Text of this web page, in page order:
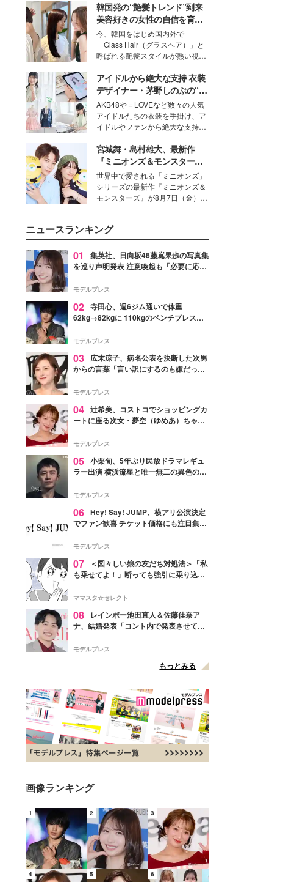
モデル・愛甲ひかりさんと橋下美
好さんを迎えて本音で女子会トー
ク。猛暑のお出かけを快適に過ご
すヒントや、2人が感動した夏の
生理の新常識にも迫りました。
韓国発の“艶髪トレンド”到来
美容好きの女性の自信を育む
「ヘアケア事情」って？
今、韓国をはじめ国内外で
「Glass Hair（グラスヘア）」と
呼ばれる艶髪スタイルが熱い視線
ションの完成度を高めるベースと
して、“髪そのものの美しさ”に改
めて注目する人が増えている様
子。今回は、そんな憧れの艶やか
な髪を日常で叶える、美容好きの
女性たちのヘアケア事情を紹介し
ます。
アイドルから絶大な支持 衣装
デザイナー・茅野しのぶの“可
愛い”を作る美学＜「シチズン
クロスシー」インタビュー＞
AKB48や＝LOVEなど数々の人気
アイドルたちの衣装を手掛け、ア
イドルやファンから絶大な支持を
取締役兼クリエイティブディレク
ター・茅野しのぶ。一人ひとりの
個性に寄り添い、魅力を引き出す
衣装作りは、多くの女性たちに勇
気と自信を与え続けている。
宮城舞・島村雄大、最新作
『ミニオンズ＆モンスター
ズ』の魅力熱弁 ハチャメチャ
だけじゃない“友情と絆”に感
動
世界中で愛される「ミニオンズ」
シリーズの最新作『ミニオンズ＆
モンスターズ』が8月7日（金）に
デルの宮城舞と島村雄大の特別対
談をお届け！それぞれの視点か
ら、今作ならではの魅力や予想外
の感動をもたらす奥深いストーリ
た。
ニュースランキング
01
集英社、日向坂46藤嶌果歩の写真集
を巡り声明発表 注意喚起も「必要に応じ
モデルプレス
02 寺田心、週6ジム通いで体重
62kg→82kgに 110kgのベンチプレス持
「かっこいい」と反響
モデルプレス
03
広末涼子、病名公表を決断した次男
からの言葉「言い訳にするのも嫌だっ
モデルプレス
04 辻希美、コストコでショッピングカ
ートに座る次女・夢空（ゆめあ）ちゃん
ぎ」「成長を感じる」の声
モデルプレス
05 小栗旬、5年ぶり民放ドラマレギュ
ラー出演 横浜流星と唯一無二の異色のバ
モデルプレス
06 Hey! Say! JUMP、横アリ公演決定
でファン歓喜 チケット価格にも注目集ま
モデルプレス
07
＜図々しい娘の友だち対処法＞「私
も乗せてよ！」断っても強引に乗り込ん
ママスタ☆セレクト
08
レインボー池田直人＆佐藤佳奈ア
ナ、結婚発表「コント内で発表させてい
点変更のため
モデルプレス
もっとみる
画像ランキング
1 2 3
4 5 6